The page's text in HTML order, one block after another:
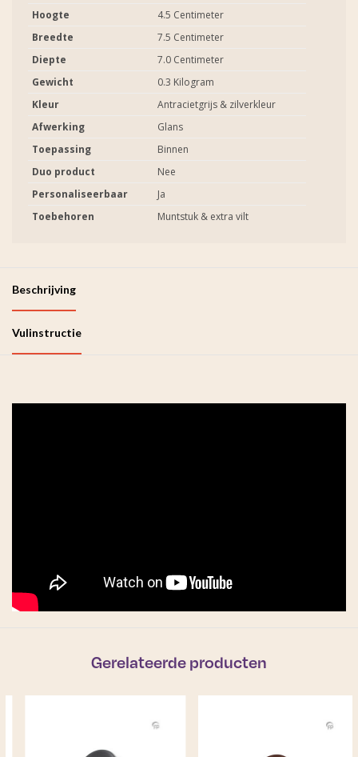
Hoogte
4.5 Centimeter
Breedte
7.5 Centimeter
Diepte
7.0 Centimeter
Gewicht
0.3 Kilogram
Kleur
Antracietgrijs & zilverkleur
Afwerking
Glans
Toepassing
Binnen
Duo product
Nee
Personaliseerbaar
Ja
Toebehoren
Muntstuk & extra vilt
Beschrijving
Vulinstructie
Gerelateerde producten